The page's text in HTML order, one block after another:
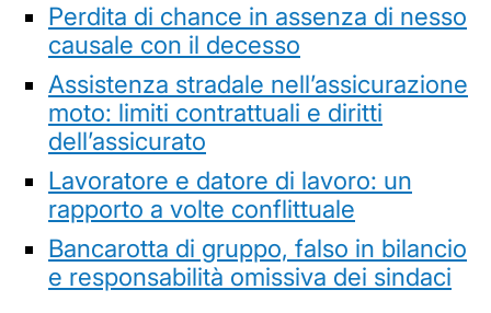
Perdita di chance in assenza di nesso
causale con il decesso
Assistenza stradale nell’assicurazione
moto: limiti contrattuali e diritti
dell’assicurato
Lavoratore e datore di lavoro: un
rapporto a volte conflittuale
Bancarotta di gruppo, falso in bilancio
e responsabilità omissiva dei sindaci